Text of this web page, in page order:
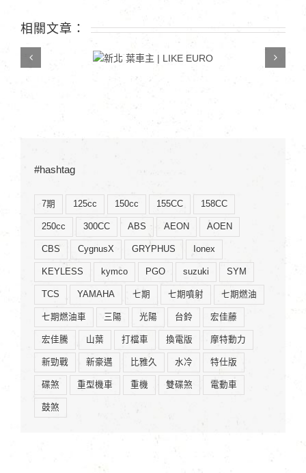
車
相關文章：
新北 葉車主 | LIKE
#hashtag
7期 125cc 150cc 155CC 158CC
250cc 300CC ABS AEON AOEN
CBS CygnusX GRYPHUS Ionex
KEYLESS kymco PGO suzuki SYM
TCS YAMAHA 七期 七期噴射 七期燃油
七期燃油車 三陽 光陽 台鈴 宏佳藤
宏佳騰 山葉 打檔車 換電版 摩特動力
新勁戰 新豪邁 比雅久 水冷 特仕版
碟煞 重型機車 重機 雙碟煞 電動車
鼓煞